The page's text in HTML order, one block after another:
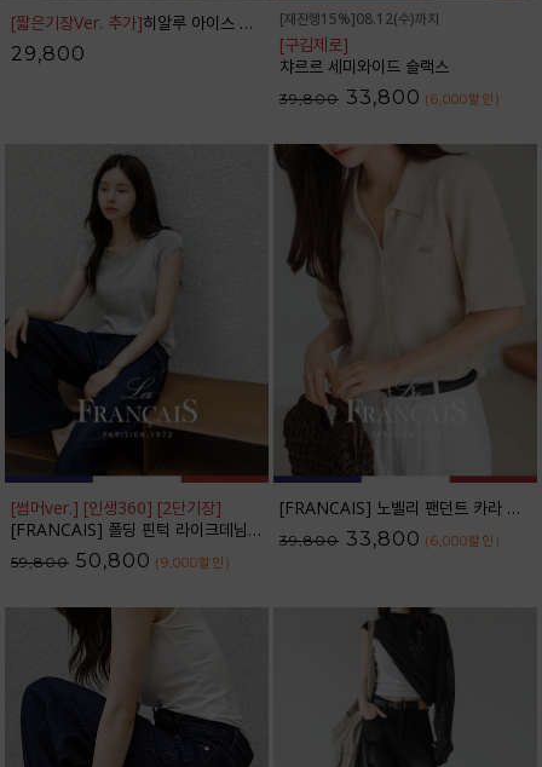
[짧은기장Ver. 추가]히알루 아이스 밴딩 와이드 팬츠_42PT1784
29,800
[재진행15%]08.12(수)까지
[구김제로]
챠르르 세미와이드 슬랙스
39,800 33,800 (6,000할인 )
[썸머ver.] [인생360] [2단기장]
[FRANCAIS] 폴딩 핀턱 라이크데님 와이드 팬츠(여름VER.)_F6H444PT
59,800 50,800 (9,000할인 )
[FRANCAIS] 노벨리 팬던트 카라 니트 가디건_F6S254CA
39,800 33,800 (6,000할인 )